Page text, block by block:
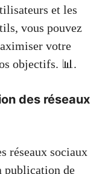
et les
vous pouvez
votre
objectifs. 📊.
des réseaux
réseaux sociaux
de